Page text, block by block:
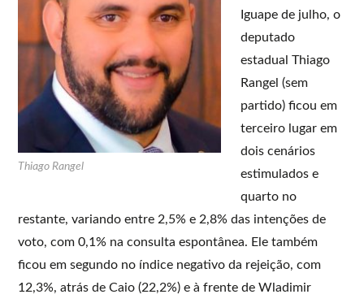
Thiago Rangel
Iguape de julho, o
deputado
estadual Thiago
Rangel (sem
partido) ficou em
terceiro lugar em
dois cenários
estimulados e
quarto no
restante, variando entre 2,5% e 2,8% das intenções de
voto, com 0,1% na consulta espontânea. Ele também
ficou em segundo no índice negativo da rejeição, com
12,3%, atrás de Caio (22,2%) e à frente de Wladimir